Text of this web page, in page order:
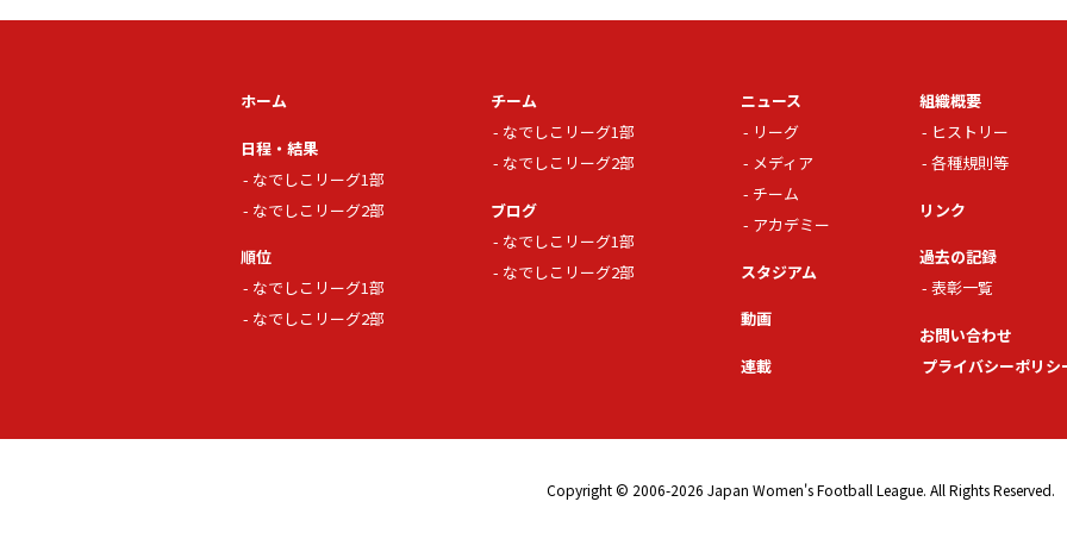
ホーム
日程・結果
なでしこリーグ1部
なでしこリーグ2部
順位
なでしこリーグ1部
なでしこリーグ2部
チーム
なでしこリーグ1部
なでしこリーグ2部
ブログ
なでしこリーグ1部
なでしこリーグ2部
ニュース
リーグ
メディア
チーム
アカデミー
スタジアム
動画
連載
組織概要
ヒストリー
各種規則等
リンク
過去の記録
表彰一覧
お問い合わせ
プライバシーポリシ
Copyright © 2006-2026 Japan Women's Football League. All Rights Reserved.